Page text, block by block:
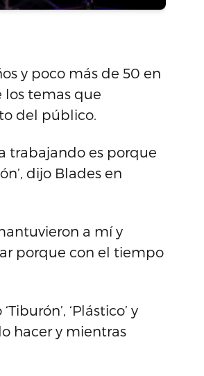
y poco más de 50 en
los temas que
del público.
trabajando es porque
dijo Blades en
a mí y
porque con el tiempo
‘Plástico’ y
hacer y mientras